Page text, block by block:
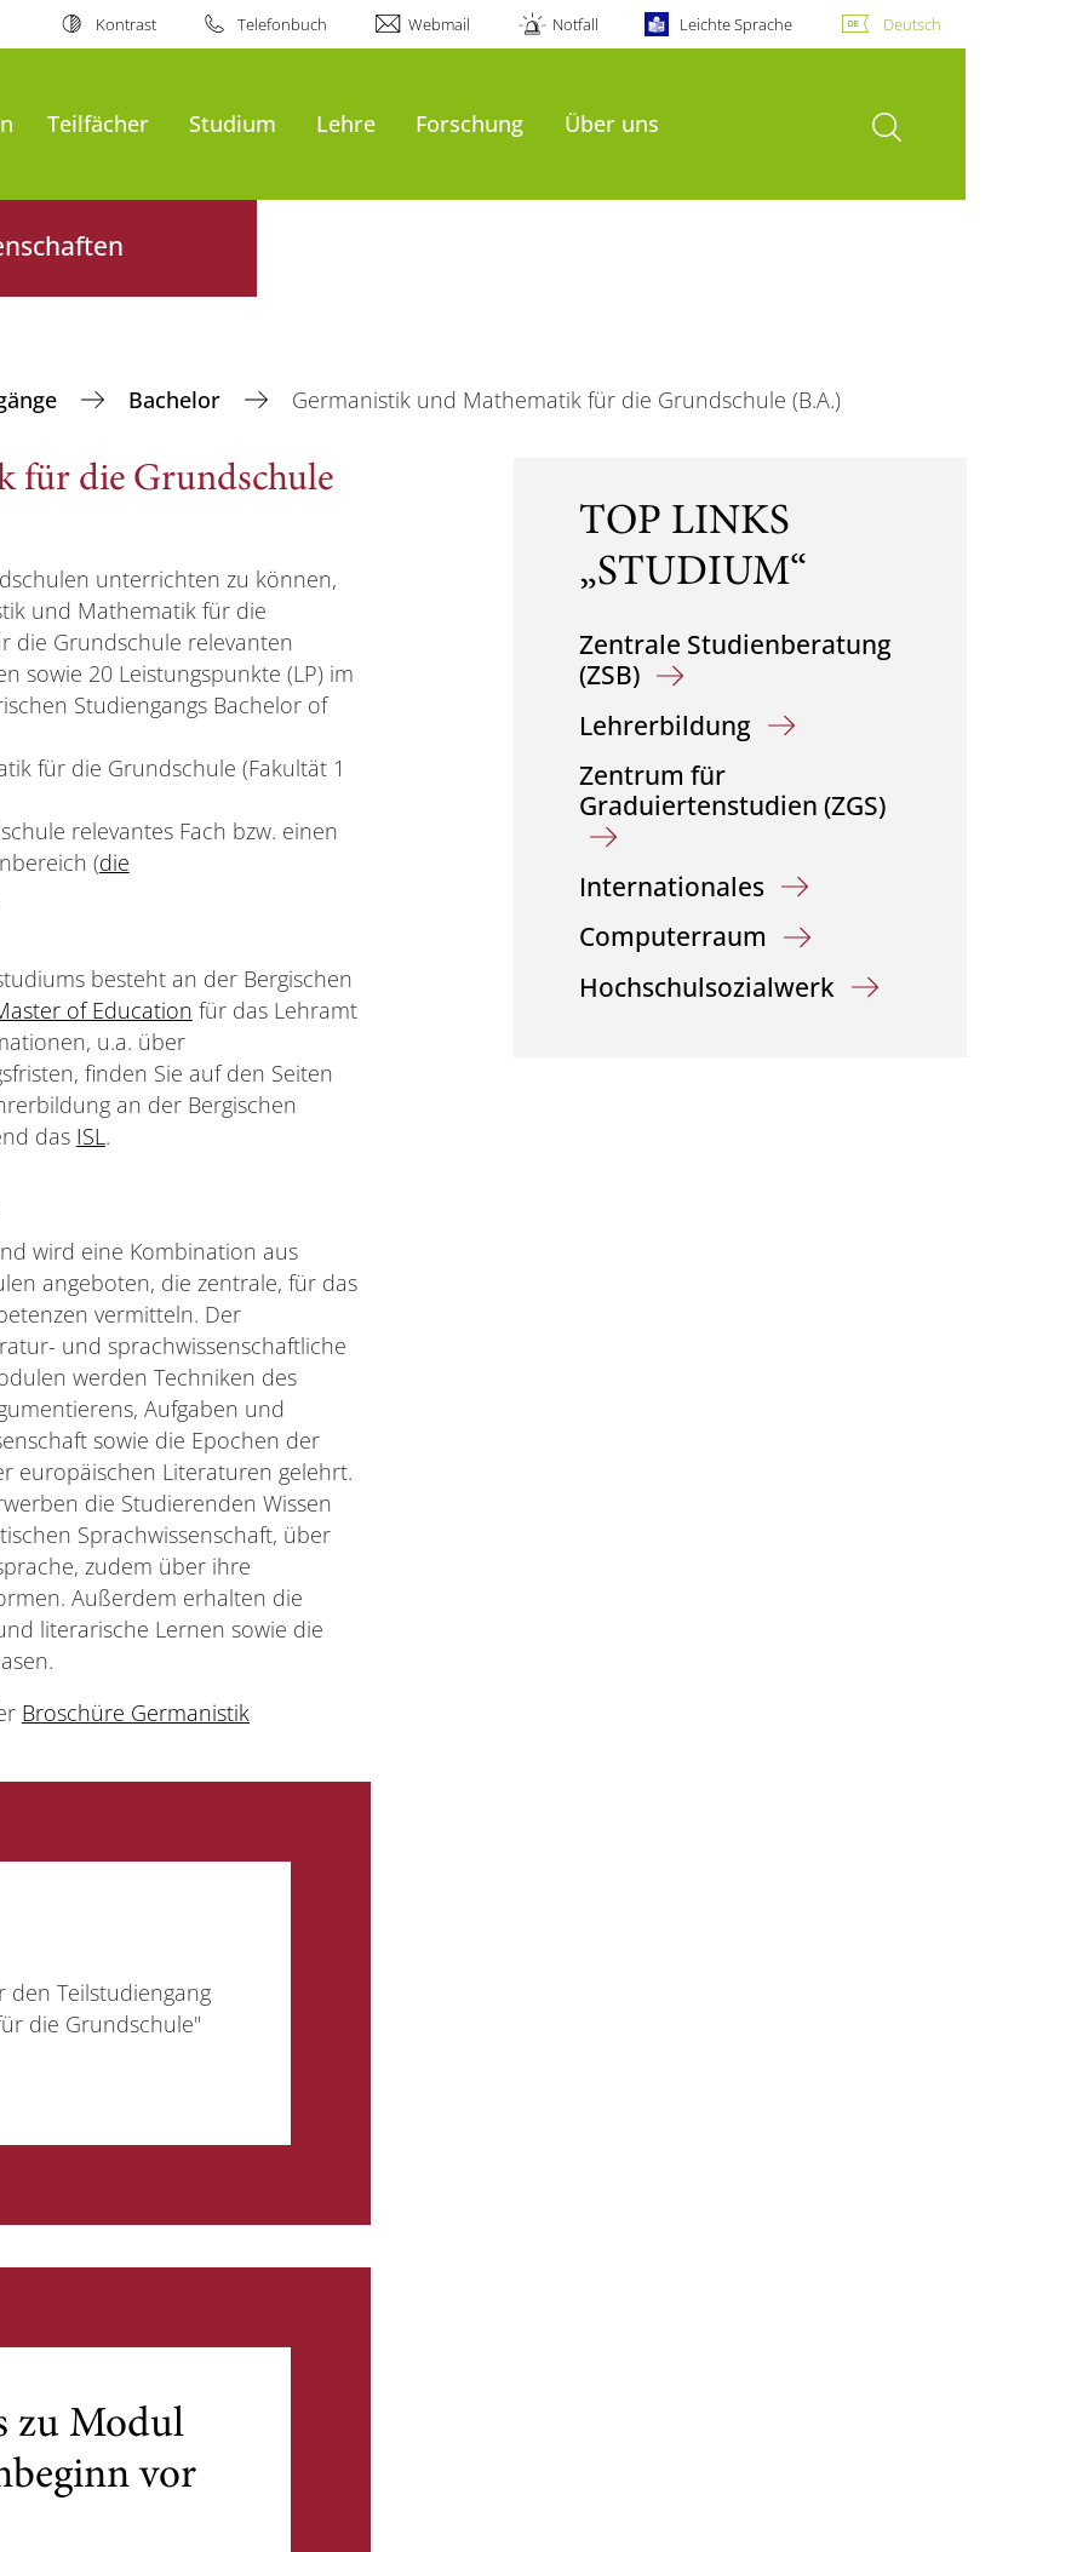
Kontrast Telefonbuch Webmail Notfall Leichte Sprache Deutsch
Teilfächer Studium Lehre Forschung Über uns Suche öffnen
Bachelor Germanistik und Mathematik für die Grundschule (B.A.)
für die Grundschule
unterrichten zu können,
und Mathematik für die
die Grundschule relevanten
sowie 20 Leistungspunkte (LP) im
Studiengangs Bachelor of
für die Grundschule (Fakultät 1
relevantes Fach bzw. einen
(die
besteht an der Bergischen
of Education für das Lehramt
u.a. über
finden Sie auf den Seiten
an der Bergischen
das ISL .
wird eine Kombination aus
angeboten, die zentrale, für das
vermitteln. Der
und sprachwissenschaftliche
werden Techniken des
Aufgaben und
sowie die Epochen der
europäischen Literaturen gelehrt.
die Studierenden Wissen
Sprachwissenschaft, über
zudem über ihre
Außerdem erhalten die
literarische Lernen sowie die
Broschüre Germanistik
den Teilstudiengang
die Grundschule"
zu Modul
vor
TOP LINKS
„STUDIUM“
Zentrale Studienberatung
(ZSB)
Lehrerbildung
Zentrum für
Graduiertenstudien (ZGS)
Internationales
Computerraum
Hochschulsozialwerk